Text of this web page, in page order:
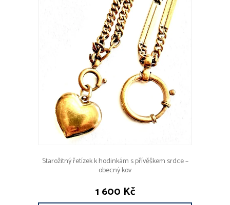
Starožitný řetízek k hodinkám s přívěškem srdce –
obecný kov
1 600 Kč